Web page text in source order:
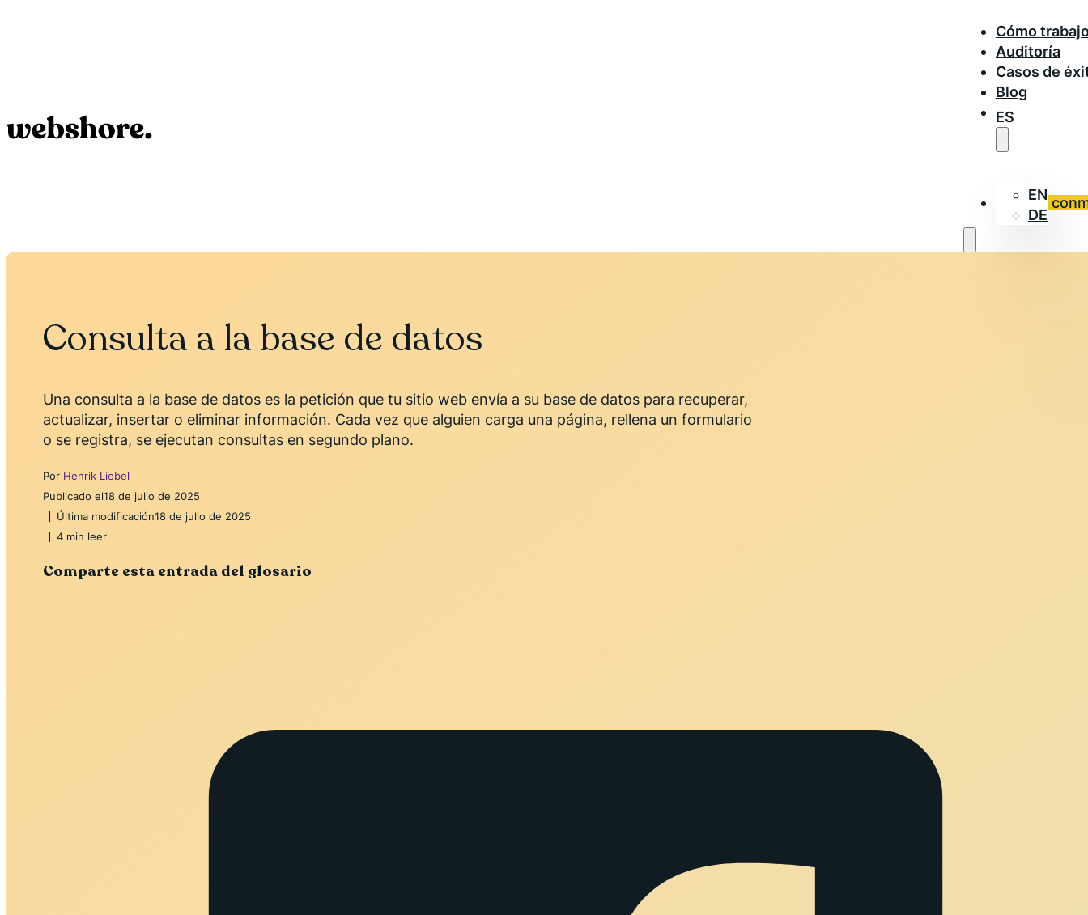
Cómo
Auditoría
Casos de
Blog
ES
EN
DE
Trabaja
Consulta a la base de datos
Una consulta a la base de datos es la petición que tu sitio web envía a su base de datos para recuperar,
actualizar, insertar o eliminar información. Cada vez que alguien carga una página, rellena un formulario
o se registra, se ejecutan consultas en segundo plano.
Por Henrik Liebel
Publicado el18 de julio de 2025
Última modificación18 de julio de 2025
4 min leer
Comparte esta entrada del glosario